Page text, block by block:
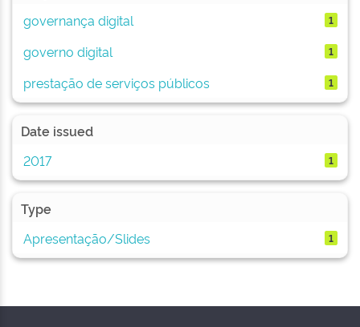
governança digital
1
governo digital 1
prestação de serviços públicos 1
Date issued
2017
1
Type
Apresentação/Slides
1